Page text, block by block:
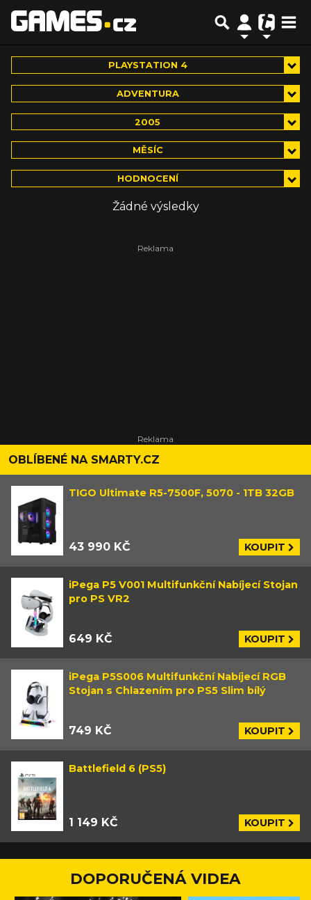
PLAYSTATION 4
ADVENTURA
2005
MĚSÍC
HODNOCENÍ
Žádné výsledky
OBLÍBENÉ NA SMARTY.CZ
TIGO Ultimate R5-7500F, 5070 - 1TB 32GB
43 990 KČ KOUPIT
iPega P5 V001 Multifunkční Nabíjecí Stojan
pro PS VR2
649 KČ KOUPIT
iPega P5S006 Multifunkční Nabíjecí RGB
Stojan s Chlazením pro PS5 Slim bílý
749 KČ KOUPIT
Battlefield 6 (PS5)
1 149 KČ KOUPIT
DOPORUČENÁ VIDEA